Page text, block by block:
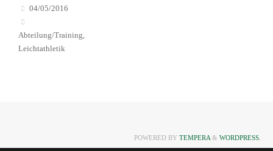
04/05/2016
Abteilung/Training,
Leichtathletik
POWERED BY TEMPERA & WORDPRESS.